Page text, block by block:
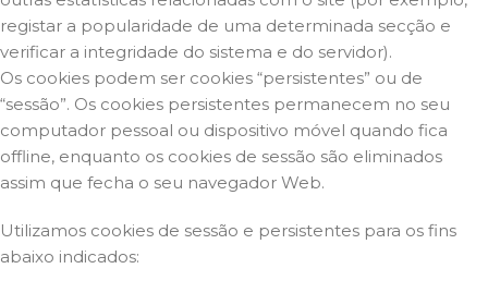
registar a popularidade de uma determinada secção e
verificar a integridade do sistema e do servidor).
Os cookies podem ser cookies “persistentes” ou de
“sessão”. Os cookies persistentes permanecem no seu
computador pessoal ou dispositivo móvel quando fica
offline, enquanto os cookies de sessão são eliminados
assim que fecha o seu navegador Web.
Utilizamos cookies de sessão e persistentes para os fins
abaixo indicados: